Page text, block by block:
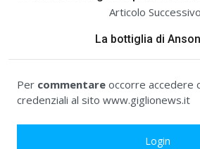
Articolo
La bottiglia di
Per commentare occorre accedere
credenziali al sito www.giglionews.it
Login